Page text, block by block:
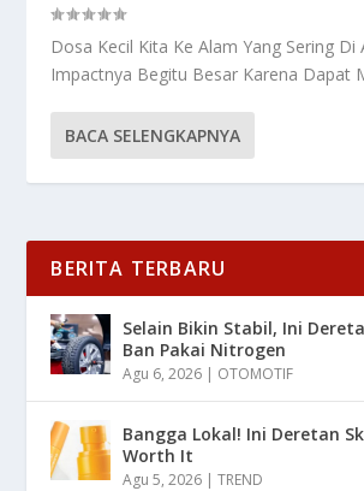
Dosa Kecil Kita Ke Alam Yang Sering Di
Impactnya Begitu Besar Karena Dapat
BACA SELENGKAPNYA
BERITA TERBARU
Selain Bikin Stabil, Ini
Ban Pakai Nitrogen
Agu 6, 2026 | OTOMOTIF
Bangga Lokal! Ini Deretan
Worth It
Agu 5, 2026 |TREND